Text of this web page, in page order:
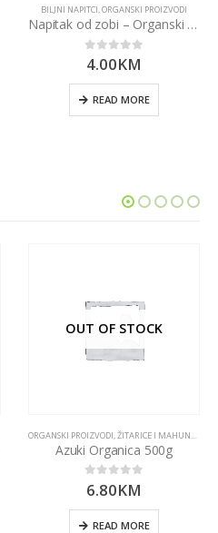
BILJNI NAPITCI,ORGANSKI PROIZVODI
Napitak od zobi – Organski 1000ml Dennree
0out of 5
4.00KM
READ MORE
OUT OF STOCK
ORGANSKI PROIZVODI,ŽITARICE I MAHUNARKE
Azuki Organica 500g
0out of 5
6.80KM
READ MORE